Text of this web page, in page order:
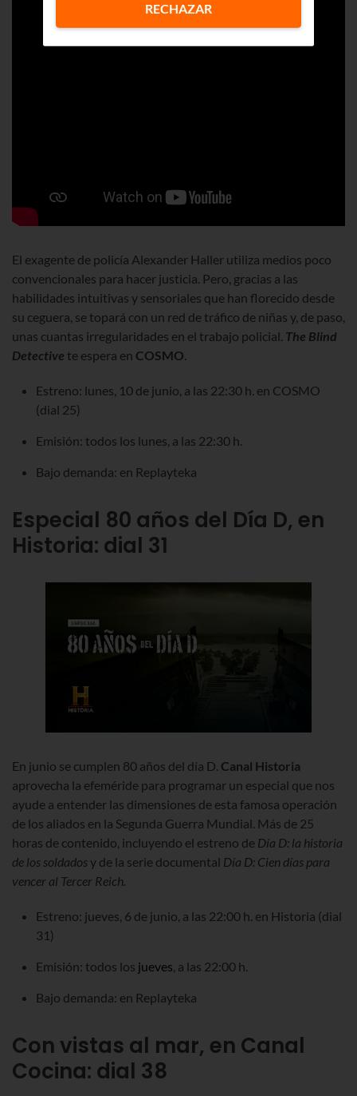
El exagente de policía Alexander Haller utiliza medios poco
convencionales para hacer justicia. Pero, gracias a las
habilidades intuitivas y sensoriales que han florecido desde
su ceguera, se topará con un red de tráfico de niñas y, de paso,
unas cuantas irregularidades en el trabajo policial. The Blind
Detective te espera en COSMO.
Estreno: lunes, 10 de junio, a las 22:30 h. en COSMO
(dial 25)
Emisión: todos los lunes, a las 22:30 h.
Bajo demanda: en Replayteka
Especial 80 años del Día D, en
Historia: dial 31
En junio se cumplen 80 años del día D. Canal Historia
aprovecha la efeméride para programar un especial que nos
ayude a entender las dimensiones de esta famosa operación
de los aliados en la Segunda Guerra Mundial. Más de 25
horas de contenido, incluyendo el estreno de Día D: la historia
de los soldados y de la serie documental Día D: Cien días para
vencer al Tercer Reich.
Estreno: jueves, 6 de junio, a las 22:00 h. en Historia (dial
31)
Emisión: todos los jueves, a las 22:00 h.
Bajo demanda: en Replayteka
Con vistas al mar, en Canal
Cocina: dial 38
RECHAZAR